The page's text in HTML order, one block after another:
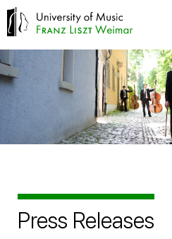
Press Releases